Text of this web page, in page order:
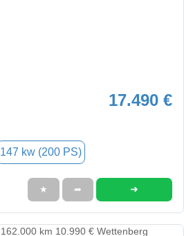
17.490 €
147 kw (200 PS)
★ ➦ ➜